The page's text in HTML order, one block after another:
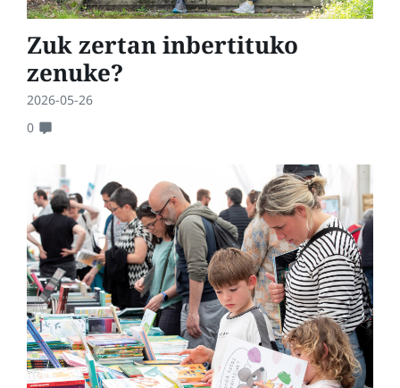
Zuk zertan inbertituko
zenuke?
2026-05-26
0